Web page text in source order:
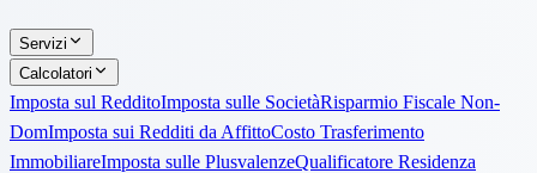
Servizi
Calcolatori
Imposta sul RedditoImposta sulle SocietàRisparmio Fiscale Non-
DomImposta sui Redditi da AffittoCosto Trasferimento
ImmobiliareImposta sulle PlusvalenzeQualificatore Residenza